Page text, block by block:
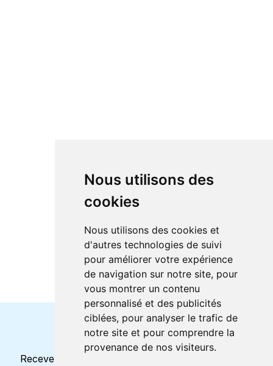
Nous utilisons des
cookies
Nous utilisons des cookies et
d'autres technologies de suivi
pour améliorer votre expérience
de navigation sur notre site, pour
vous montrer un contenu
personnalisé et des publicités
ciblées, pour analyser le trafic de
notre site et pour comprendre la
provenance de nos visiteurs.
Horaires et offres actuels
Recevez toutes les mises à jour dans votre e-mail